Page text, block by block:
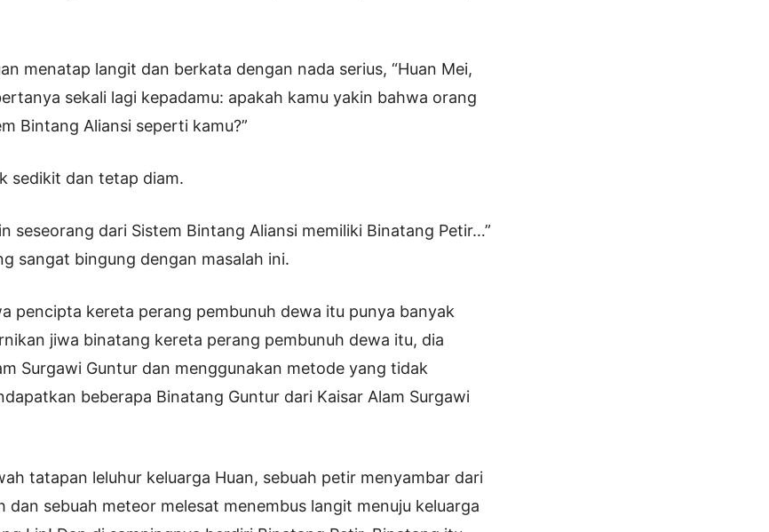
menatap langit dan berkata dengan nada serius, “Huan Mei,
sekali lagi kepadamu: apakah kamu yakin bahwa orang
Bintang Aliansi seperti kamu?”
sedikit dan tetap diam.
seseorang dari Sistem Bintang Aliansi memiliki Binatang Petir…”
sangat bingung dengan masalah ini.
pencipta kereta perang pembunuh dewa itu punya banyak
jiwa binatang kereta perang pembunuh dewa itu, dia
Surgawi Guntur dan menggunakan metode yang tidak
beberapa Binatang Guntur dari Kaisar Alam Surgawi
tatapan leluhur keluarga Huan, sebuah petir menyambar dari
dan sebuah meteor melesat menembus langit menuju keluarga